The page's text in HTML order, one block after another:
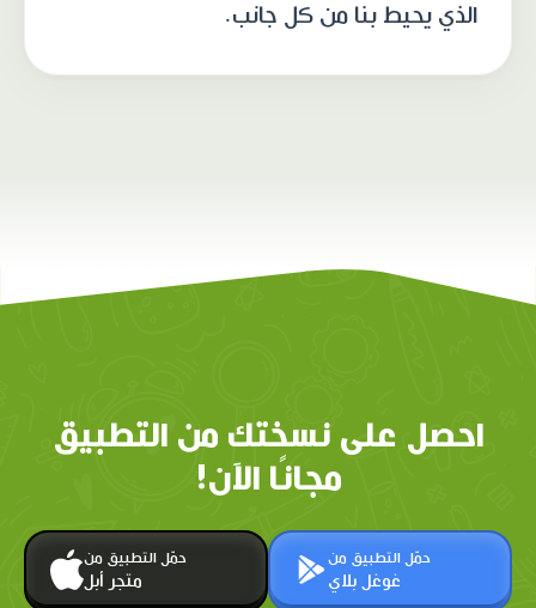
الذي يحيط بنا من كل جانب.
احصل على نسختك من التطبيق
مجانًا الآن!
حمّل التطبيق من
متجر أبل
حمّل التطبيق من
غوغل بلاي